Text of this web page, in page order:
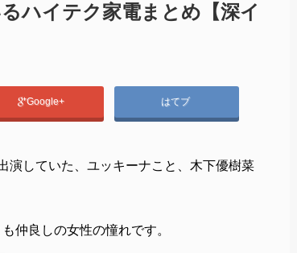
ハイテク家電まとめ【深イ
Google+ はてブ
演していた、ユッキーナこと、木下優樹菜
仲良しの女性の憧れです。